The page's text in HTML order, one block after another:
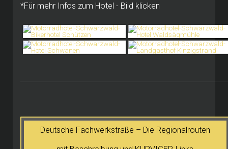
*Für mehr Infos zum Hotel - Bild klicken
Deutsche Fachwerkstraße – Die Regionalrouten